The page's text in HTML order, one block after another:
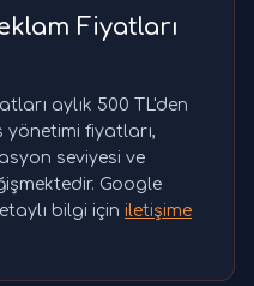
Fiyatları
aylık 500 TL'den
yönetimi fiyatları,
seviyesi ve
Google
bilgi için iletişime